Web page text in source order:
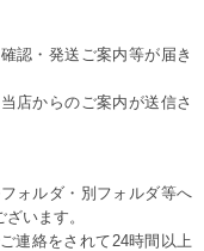
認・発送ご案内等が届き
店からのご案内が送信さ
ォルダ・別フォルダ等へ
います。
連絡をされて24時間以上